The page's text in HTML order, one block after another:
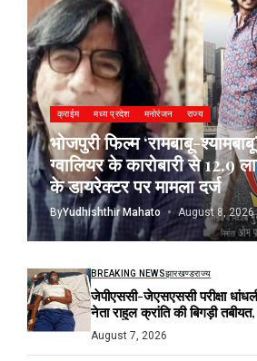
क्राईम मध्य प्रदेश मनोरंजन राज्य
भोजपुरी फिल्म ‘रामबाबू-
ग्वालियर के कारोबारी से 12.9
के डायरेक्टर पर मामला दर्ज
ByYudhishthir Mahato August 8, 2026
BREAKING NEWSझारखण्डराज्य
जेपीएससी-जेएसएससी परीक्षा
नेता राहुल क्रांति की बिगड़ी
August 7, 2026